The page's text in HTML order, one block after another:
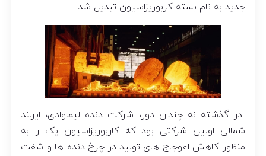
جدید به نام بسته کربوریزاسیون تبدیل شد.
در گذشته نه چندان دور، شرکت دنده لیماوادی، ایرلند
شمالی اولین شرکتی بود که کاربوریزاسیون پک را به
منظور کاهش اعوجاج های تولید در چرخ دنده ها و شفت